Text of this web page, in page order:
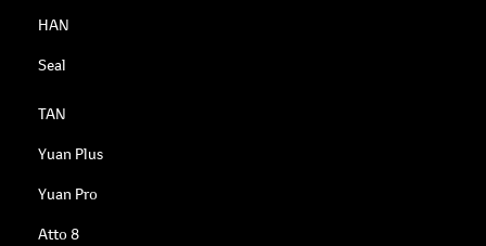
HAN
Seal
TAN
Yuan Plus
Yuan Pro
Atto 8